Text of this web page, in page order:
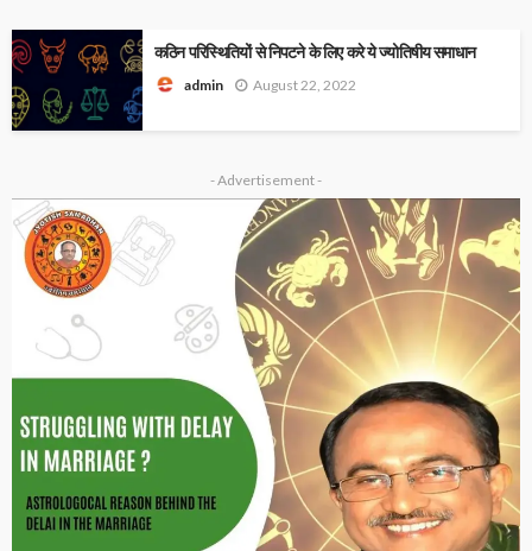
कठिन परिस्थितियों से निपटने के लिए करे ये ज्योतिषीय समाधान
admin August 22, 2022
- Advertisement -